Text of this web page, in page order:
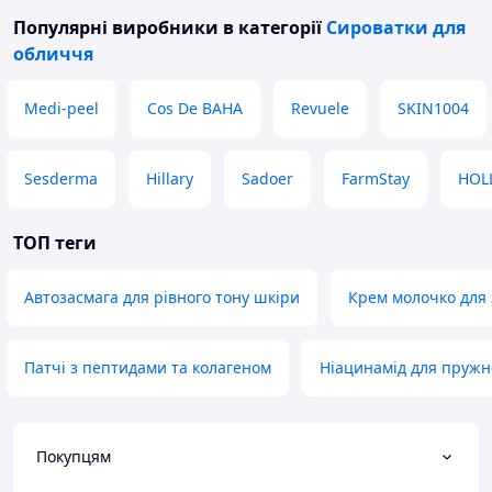
Популярні виробники в категорії Сироватки для
обличчя
Medi-peel Cos De BAHA Revuele SKIN1004
Sesderma Hillary Sadoer FarmStay
ТОП теги
Автозасмага для рівного тону шкіри Крем молочко
Патчі з пептидами та колагеном Ніацинамід для
Покупцям